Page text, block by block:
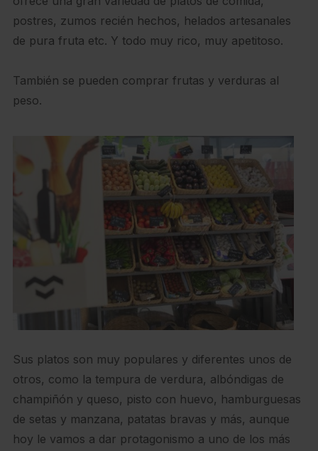
postres, zumos recién hechos, helados artesanales
de pura fruta etc. Y todo muy rico, muy apetitoso.
También se pueden comprar frutas y verduras al
peso.
Sus platos son muy populares y diferentes unos de
otros, como la tempura de verdura, albóndigas de
champiñón y queso, pisto con huevo, hamburguesas
de setas y manzana, patatas bravas y más, aunque
hoy le vamos a dar protagonismo a uno de los más